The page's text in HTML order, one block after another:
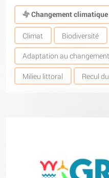
Changement
Climat Biodiversité
Adaptation au
Milieu littoral Recul